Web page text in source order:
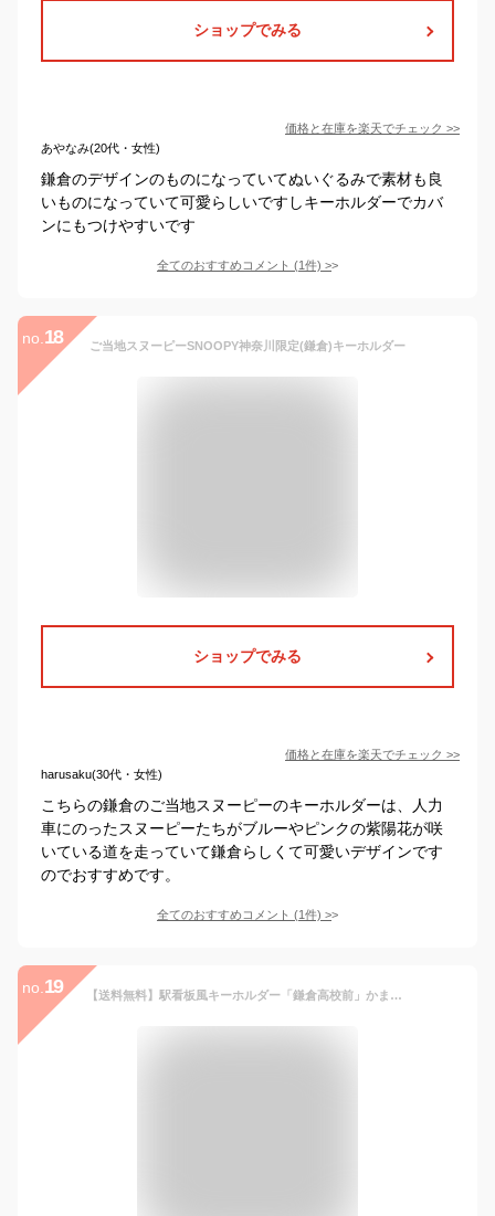
ショップでみる
価格と在庫を楽天でチェック >>
あやなみ(20代・女性)
鎌倉のデザインのものになっていてぬいぐるみで素材も良
いものになっていて可愛らしいですしキーホルダーでカバ
ンにもつけやすいです
全てのおすすめコメント (1件) >
no. 18 ご当地スヌーピーSNOOPY神奈川限定(鎌倉)キーホルダー
ショップでみる
価格と在庫を楽天でチェック >>
harusaku(30代・女性)
こちらの鎌倉のご当地スヌーピーのキーホルダーは、人力
車にのったスヌーピーたちがブルーやピンクの紫陽花が咲
いている道を走っていて鎌倉らしくて可愛いデザインです
のでおすすめです。
全てのおすすめコメント (1件) >
no. 19 【送料無料】駅看板風キーホルダー「鎌倉高校前」かまくらこうこうまえ 駅標 鉄道 電車 鉄道看板 駅名 電車駅名キーホルダー 行先案内板 アクキー